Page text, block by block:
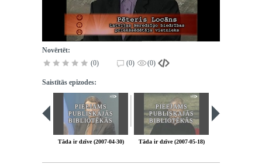
Novērtēt:
(0)
(0) (0)
Saistītās epizodes:
PIEEJAMS
PUBLISKAJĀS
BIBLIOTĒKĀS
Tāda ir dzīve (2007-04-30)
PIEEJAMS
PUBLISKAJĀS
BIBLIOTĒKĀS
Tāda ir dzīve (2007-05-18)